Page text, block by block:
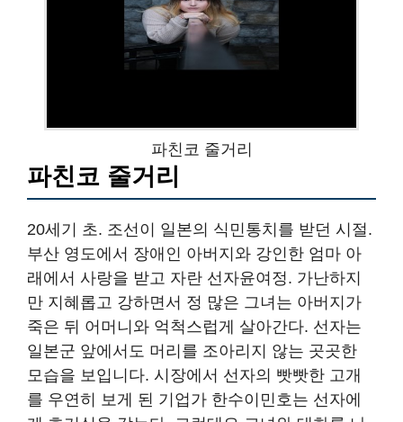
파친코 줄거리
파친코 줄거리
20세기 초. 조선이 일본의 식민통치를 받던 시절.
부산 영도에서 장애인 아버지와 강인한 엄마 아
래에서 사랑을 받고 자란 선자윤여정. 가난하지
만 지혜롭고 강하면서 정 많은 그녀는 아버지가
죽은 뒤 어머니와 억척스럽게 살아간다. 선자는
일본군 앞에서도 머리를 조아리지 않는 곳곳한
모습을 보입니다. 시장에서 선자의 빳빳한 고개
를 우연히 보게 된 기업가 한수이민호는 선자에